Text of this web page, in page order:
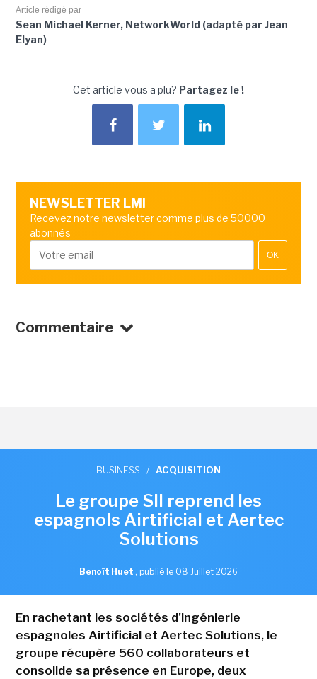
Article rédigé par
Sean Michael Kerner, NetworkWorld (adapté par Jean
Elyan)
Cet article vous a plu? Partagez le !
NEWSLETTER LMI
Recevez notre newsletter comme plus de 50000
abonnés
OK
Commentaire
BUSINESS / ACQUISITION
Le groupe SII reprend les
espagnols Airtificial et Aertec
Solutions
Benoît Huet , publié le 08 Juillet 2026
En rachetant les sociétés d'ingénierie
espagnoles Airtificial et Aertec Solutions, le
groupe récupère 560 collaborateurs et
consolide sa présence en Europe, deux